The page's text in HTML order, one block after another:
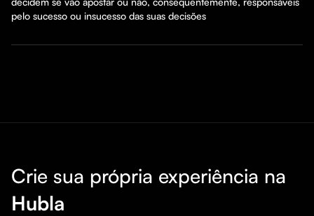
pelo sucesso ou insucesso das suas decisões
Crie sua própria experiência na
Hubla